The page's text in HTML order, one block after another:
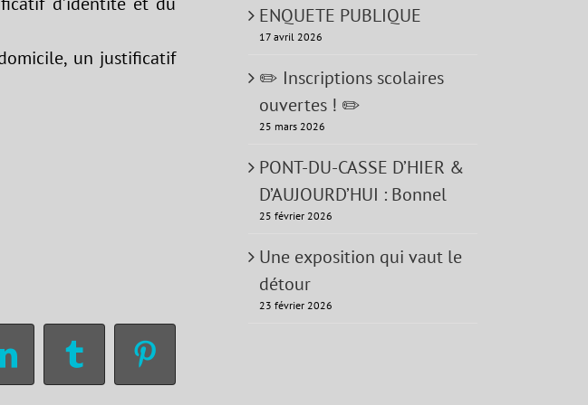
un justificatif
LinkedInTumblrPinterest
ENQUETE PUBLIQUE
17 avril 2026
✏️ Inscriptions scolaires
ouvertes ! ✏️
25 mars 2026
PONT-DU-CASSE D’HIER &
D’AUJOURD’HUI : Bonnel
25 février 2026
Une exposition qui vaut le
détour
23 février 2026